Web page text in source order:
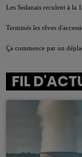
Les Sedanais reculent à la
Terminés les rêves
Ça commence par un
FIL